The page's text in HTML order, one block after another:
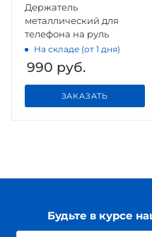
Держатель
металлический для
телефона на руль
На складе (от 1 дня)
990 руб.
ЗАКАЗАТЬ
Будьте в курсе